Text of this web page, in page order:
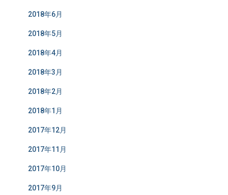
2018年6月
2018年5月
2018年4月
2018年3月
2018年2月
2018年1月
2017年12月
2017年11月
2017年10月
2017年9月